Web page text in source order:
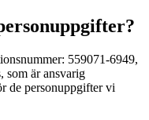
559071-6949,
som är ansvarig
de personuppgifter vi